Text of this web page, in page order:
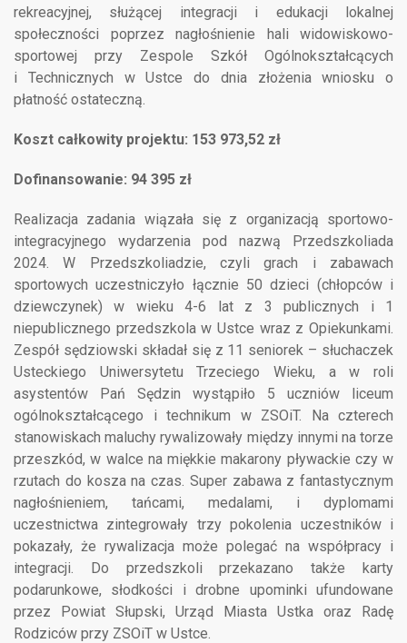
rekreacyjnej, służącej integracji i edukacji lokalnej
społeczności poprzez nagłośnienie hali widowiskowo-
sportowej przy Zespole Szkół Ogólnokształcących
i Technicznych w Ustce do dnia złożenia wniosku o
płatność ostateczną.
Koszt całkowity projektu: 153 973,52 zł
Dofinansowanie: 94 395 zł
Realizacja zadania wiązała się z organizacją sportowo-
integracyjnego wydarzenia pod nazwą Przedszkoliada
2024. W Przedszkoliadzie, czyli grach i zabawach
sportowych uczestniczyło łącznie 50 dzieci (chłopców i
dziewczynek) w wieku 4-6 lat z 3 publicznych i 1
niepublicznego przedszkola w Ustce wraz z Opiekunkami.
Zespół sędziowski składał się z 11 seniorek – słuchaczek
Usteckiego Uniwersytetu Trzeciego Wieku, a w roli
asystentów Pań Sędzin wystąpiło 5 uczniów liceum
ogólnokształcącego i technikum w ZSOiT. Na czterech
stanowiskach maluchy rywalizowały między innymi na torze
przeszkód, w walce na miękkie makarony pływackie czy w
rzutach do kosza na czas. Super zabawa z fantastycznym
nagłośnieniem, tańcami, medalami, i dyplomami
uczestnictwa zintegrowały trzy pokolenia uczestników i
pokazały, że rywalizacja może polegać na współpracy i
integracji. Do przedszkoli przekazano także karty
podarunkowe, słodkości i drobne upominki ufundowane
przez Powiat Słupski, Urząd Miasta Ustka oraz Radę
Rodziców przy ZSOiT w Ustce.